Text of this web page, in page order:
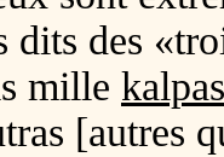
dits des
mille kalpas
[autres